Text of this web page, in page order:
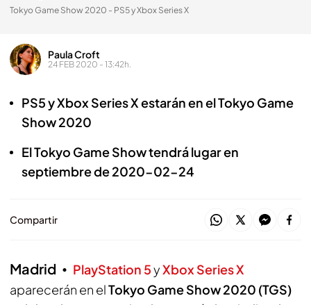
Tokyo Game Show 2020 - PS5 y Xbox Series X
Paula Croft
24 FEB 2020 - 13:42h.
PS5 y Xbox Series X estarán en el Tokyo Game
Show 2020
El Tokyo Game Show tendrá lugar en
septiembre de 2020-02-24
Compartir
Madrid PlayStation 5yXbox Series X
aparecerán en elTokyo Game Show 2020 (TGS)